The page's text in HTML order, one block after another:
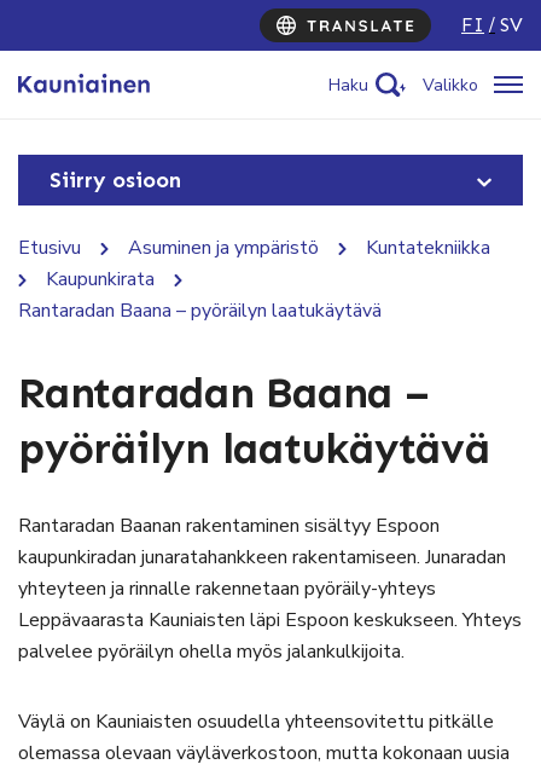
FI SV
Haku Valikko
Siirry osioon
Etusivu Asuminen ja ympäristö
Kuntatekniikka
Kaupunkirata
Rantaradan Baana – pyöräilyn laatukäytävä
Rantaradan Baana –
pyöräilyn laatukäytävä
Rantaradan Baanan rakentaminen sisältyy Espoon
kaupunkiradan junaratahankkeen rakentamiseen. Junaradan
yhteyteen ja rinnalle rakennetaan pyöräily-yhteys
Leppävaarasta Kauniaisten läpi Espoon keskukseen. Yhteys
palvelee pyöräilyn ohella myös jalankulkijoita.
Väylä on Kauniaisten osuudella yhteensovitettu pitkälle
olemassa olevaan väyläverkostoon, mutta kokonaan uusia